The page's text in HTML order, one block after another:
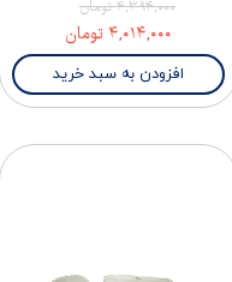
۴,۳۹۴,۰۰۰ تومان
۴,۰۱۴,۰۰۰ تومان
افزودن به سبد خرید